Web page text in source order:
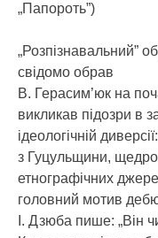
„Папороть”)
„Розпізнавальний”
свідомо обрав
В. Герасим’юк на
викликав підозри в
ідеологічній
з Гуцульщини,
етнографічних
головний мотив
І. Дзюба пише: „Він